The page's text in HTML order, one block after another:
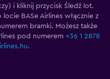
i kliknij przycisk Śledź lot.
BASe Airlines włącznie z
bramki. Możesz także
pod numerem +36 1 2878
.